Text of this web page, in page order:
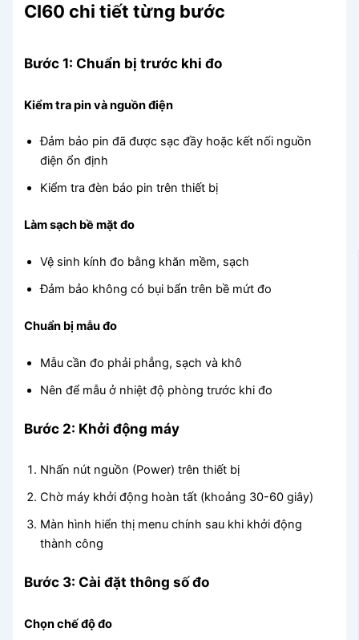
CI60 chi tiết từng bước
Bước 1: Chuẩn bị trước khi đo
Kiểm tra pin và nguồn điện
Đảm bảo pin đã được sạc đầy hoặc kết nối nguồn
điện ổn định
Kiểm tra đèn báo pin trên thiết bị
Làm sạch bề mặt đo
Vệ sinh kính đo bằng khăn mềm, sạch
Đảm bảo không có bụi bẩn trên bề mứt đo
Chuẩn bị mẫu đo
Mẫu cần đo phải phẳng, sạch và khô
Nên để mẫu ở nhiệt độ phòng trước khi đo
Bước 2: Khởi động máy
Nhấn nút nguồn (Power) trên thiết bị
Chờ máy khởi động hoàn tất (khoảng 30-60 giây)
Màn hình hiển thị menu chính sau khi khởi động
thành công
Bước 3: Cài đặt thông số đo
Chọn chế độ đo